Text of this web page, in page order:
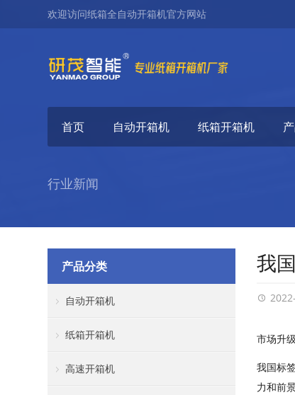
欢迎访问纸箱全自动开箱机官方网站
首页 自动开箱机 纸箱开箱机
行业新闻
我
市场升
我国标
力和前
产品分类
自动开箱机
纸箱开箱机
高速开箱机